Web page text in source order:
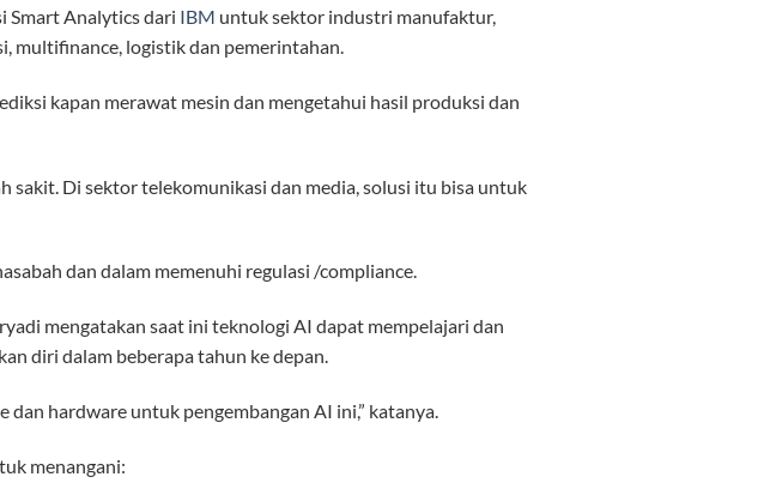
Smart Analytics dari IBM untuk sektor industri manufaktur,
multifinance, logistik dan pemerintahan.
kapan merawat mesin dan mengetahui hasil produksi dan
sakit. Di sektor telekomunikasi dan media, solusi itu bisa untuk
dan dalam memenuhi regulasi /compliance.
mengatakan saat ini teknologi AI dapat mempelajari dan
diri dalam beberapa tahun ke depan.
dan hardware untuk pengembangan AI ini,” katanya.
menangani: